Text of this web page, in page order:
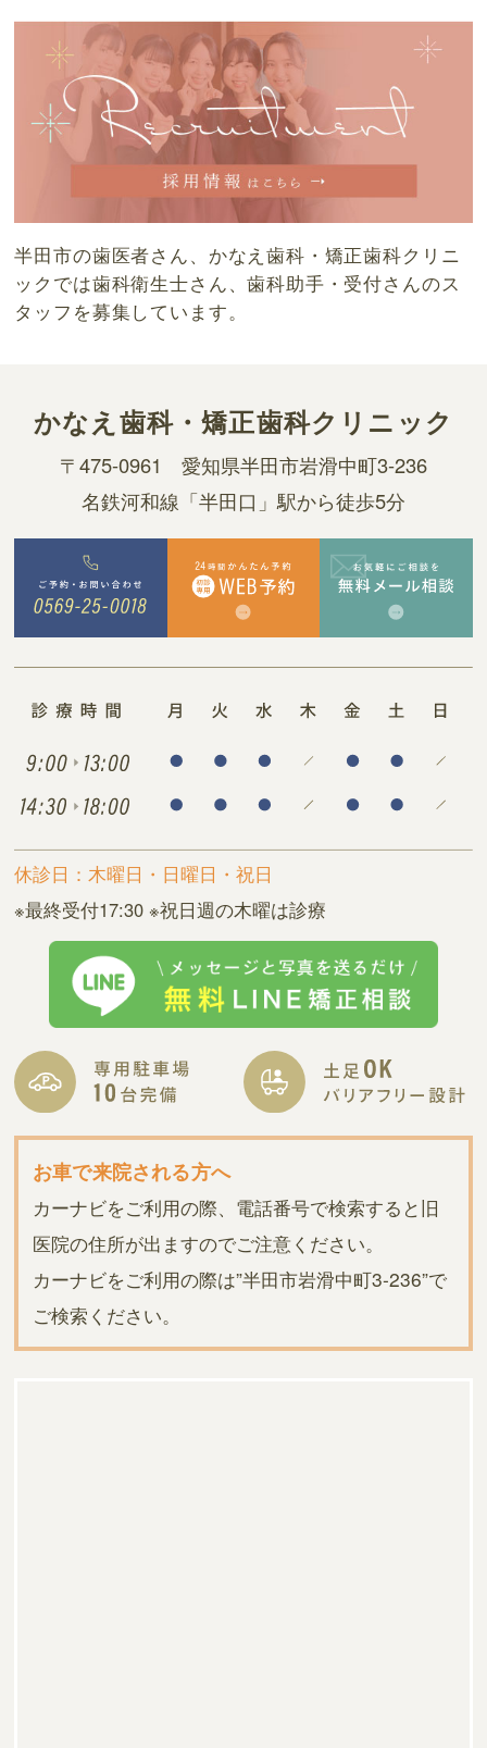
半田市の歯医者さん、かなえ歯科・矯正歯科クリニ
ックでは歯科衛生士さん、歯科助手・受付さんのス
タッフを募集しています。
かなえ歯科・矯正歯科クリニック
〒475-0961 愛知県半田市岩滑中町3-236
名鉄河和線「半田口」駅から徒歩5分
休診日：木曜日・日曜日・祝日
※最終受付17:30 ※祝日週の木曜は診療
お車で来院される方へ
カーナビをご利用の際、電話番号で検索すると旧
医院の住所が出ますのでご注意ください。
カーナビをご利用の際は”半田市岩滑中町3-236”で
ご検索ください。